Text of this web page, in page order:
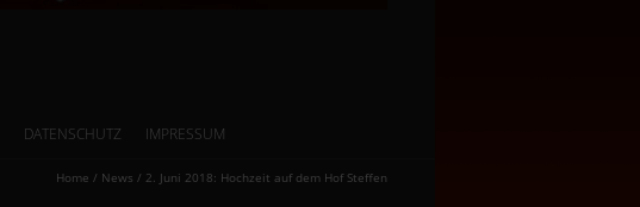
DATENSCHUTZ IMPRESSUM
Home / News / 2. Juni 2018: Hochzeit auf dem Hof Steffen